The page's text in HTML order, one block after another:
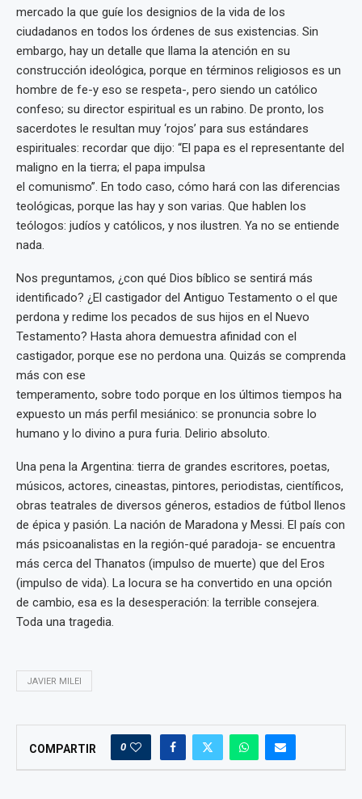
mercado la que guíe los designios de la vida de los
ciudadanos en todos los órdenes de sus existencias. Sin
embargo, hay un detalle que llama la atención en su
construcción ideológica, porque en términos religiosos es un
hombre de fe-y eso se respeta-, pero siendo un católico
confeso; su director espiritual es un rabino. De pronto, los
sacerdotes le resultan muy ‘rojos’ para sus estándares
espirituales: recordar que dijo: “El papa es el representante del
maligno en la tierra; el papa impulsa
el comunismo”. En todo caso, cómo hará con las diferencias
teológicas, porque las hay y son varias. Que hablen los
teólogos: judíos y católicos, y nos ilustren. Ya no se entiende
nada.
Nos preguntamos, ¿con qué Dios bíblico se sentirá más
identificado? ¿El castigador del Antiguo Testamento o el que
perdona y redime los pecados de sus hijos en el Nuevo
Testamento? Hasta ahora demuestra afinidad con el
castigador, porque ese no perdona una. Quizás se comprenda
más con ese
temperamento, sobre todo porque en los últimos tiempos ha
expuesto un más perfil mesiánico: se pronuncia sobre lo
humano y lo divino a pura furia. Delirio absoluto.
Una pena la Argentina: tierra de grandes escritores, poetas,
músicos, actores, cineastas, pintores, periodistas, científicos,
obras teatrales de diversos géneros, estadios de fútbol llenos
de épica y pasión. La nación de Maradona y Messi. El país con
más psicoanalistas en la región-qué paradoja- se encuentra
más cerca del Thanatos (impulso de muerte) que del Eros
(impulso de vida). La locura se ha convertido en una opción
de cambio, esa es la desesperación: la terrible consejera.
Toda una tragedia.
JAVIER MILEI
COMPARTIR 0